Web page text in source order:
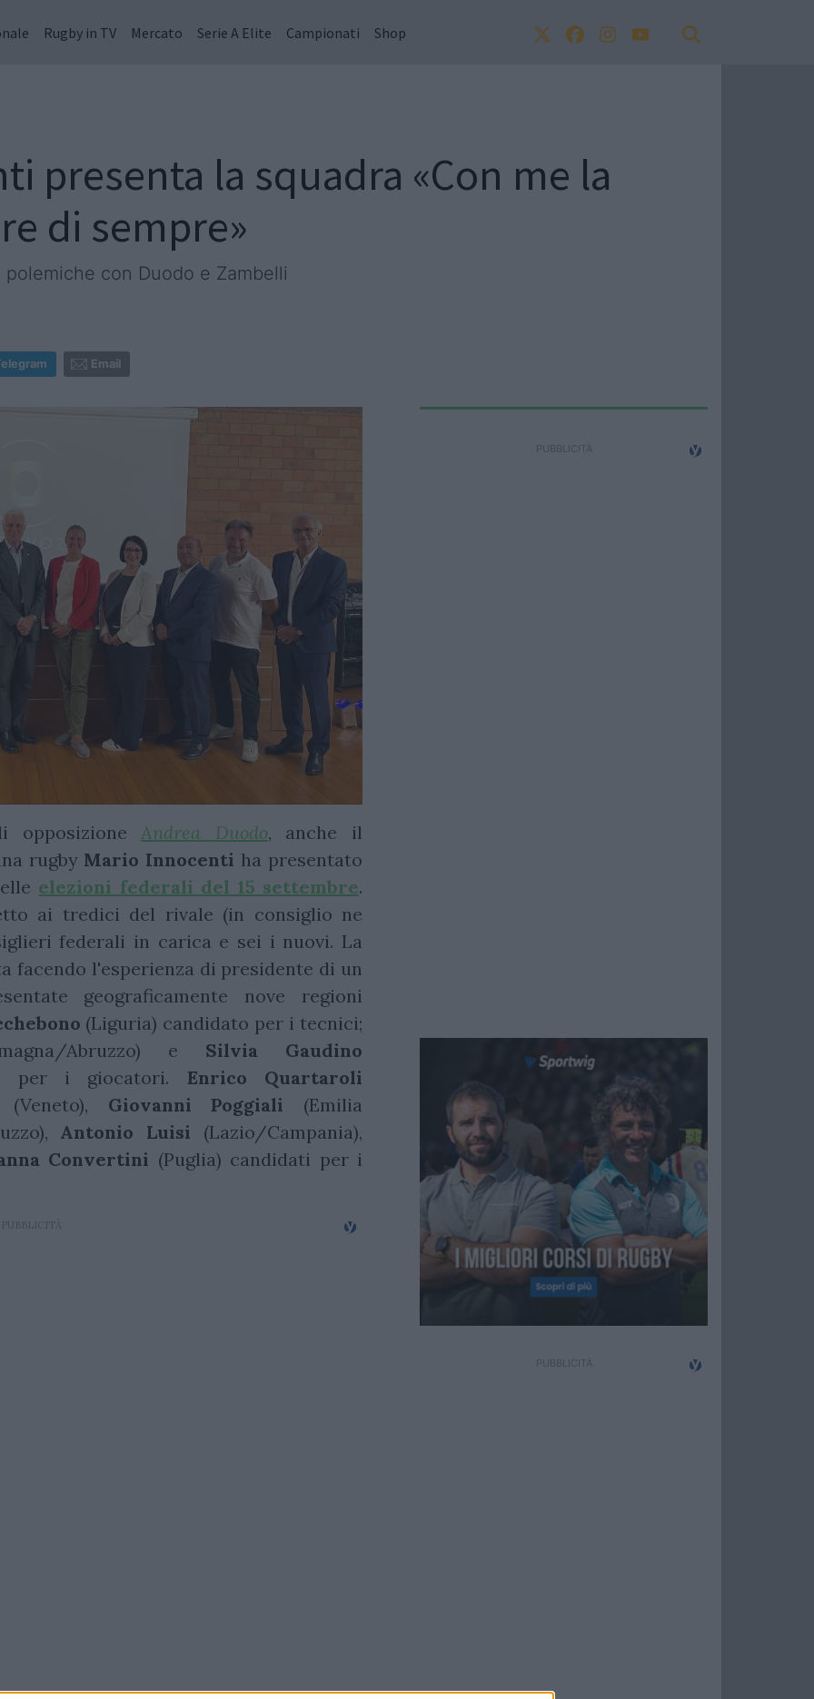
Rugby in TV Mercato Serie A Elite Campionati Shop
presenta la squadra «Con me la
di sempre»
con Duodo e Zambelli
Email
opposizioneAndrea Duodo, anche il
rugby Mario Innocenti ha presentato
elezioni federali del 15 settembre.
ai tredici del rivale (in consiglio ne
federali in carica e sei i nuovi. La
facendo l'esperienza di presidente di un
geograficamente nove regioni
(Liguria) candidato per i tecnici;
Abruzzo) e Silvia Gaudino
per i giocatori. Enrico Quartaroli
(Veneto), Giovanni Poggiali (Emilia
Antonio Luisi (Lazio/Campania),
Convertini (Puglia) candidati per i